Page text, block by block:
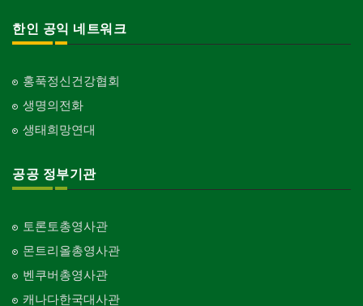
한인 공익 네트워크
홍푹정신건강협회
생명의전화
생태희망연대
공공 정부기관
토론토총영사관
몬트리올총영사관
벤쿠버총영사관
캐나다한국대사관